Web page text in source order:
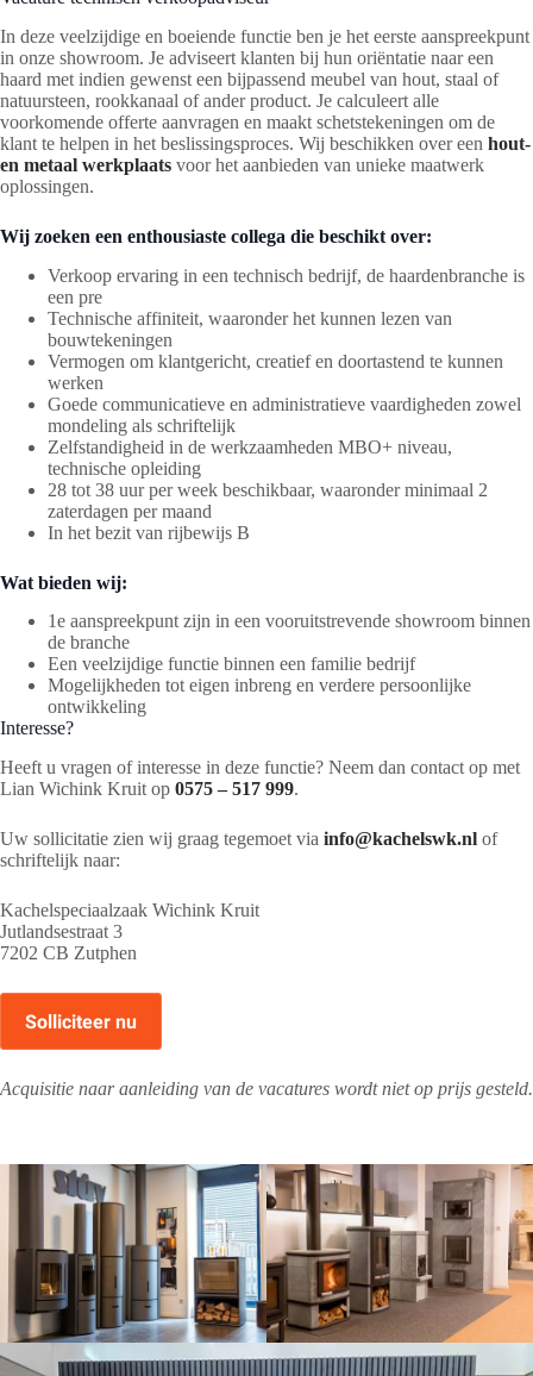
In deze veelzijdige en boeiende functie ben je het eerste aanspreekpunt
in onze showroom. Je adviseert klanten bij hun oriëntatie naar een
haard met indien gewenst een bijpassend meubel van hout, staal of
natuursteen, rookkanaal of ander product. Je calculeert alle
voorkomende offerte aanvragen en maakt schetstekeningen om de
klant te helpen in het beslissingsproces. Wij beschikken over een hout-
en metaal werkplaats voor het aanbieden van unieke maatwerk
oplossingen.
Wij zoeken een enthousiaste collega die beschikt over:
Verkoop ervaring in een technisch bedrijf, de haardenbranche is
een pre
Technische affiniteit, waaronder het kunnen lezen van
bouwtekeningen
Vermogen om klantgericht, creatief en doortastend te kunnen
werken
Goede communicatieve en administratieve vaardigheden zowel
mondeling als schriftelijk
Zelfstandigheid in de werkzaamheden MBO+ niveau,
technische opleiding
28 tot 38 uur per week beschikbaar, waaronder minimaal 2
zaterdagen per maand
In het bezit van rijbewijs B
Wat bieden wij:
1e aanspreekpunt zijn in een vooruitstrevende showroom binnen
de branche
Een veelzijdige functie binnen een familie bedrijf
Mogelijkheden tot eigen inbreng en verdere persoonlijke
ontwikkeling
Interesse?
Heeft u vragen of interesse in deze functie? Neem dan contact op met
Lian Wichink Kruit op 0575 – 517 999.
Uw sollicitatie zien wij graag tegemoet via info@kachelswk.nl of
schriftelijk naar:
Kachelspeciaalzaak Wichink Kruit
Jutlandsestraat 3
7202 CB Zutphen
Solliciteer nu
Acquisitie naar aanleiding van de vacatures wordt niet op prijs gesteld.